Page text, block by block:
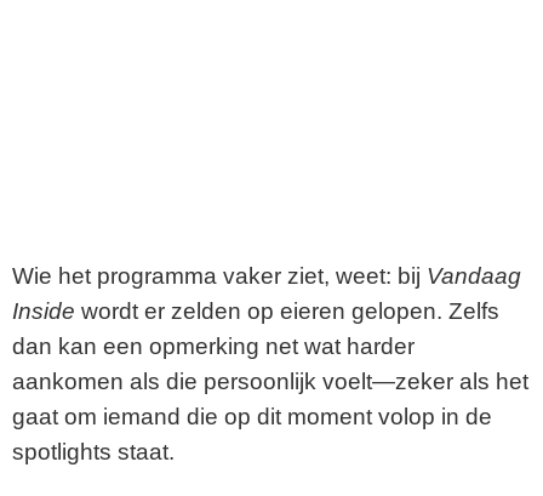
Wie het programma vaker ziet, weet: bij Vandaag
Inside wordt er zelden op eieren gelopen. Zelfs
dan kan een opmerking net wat harder
aankomen als die persoonlijk voelt—zeker als het
gaat om iemand die op dit moment volop in de
spotlights staat.